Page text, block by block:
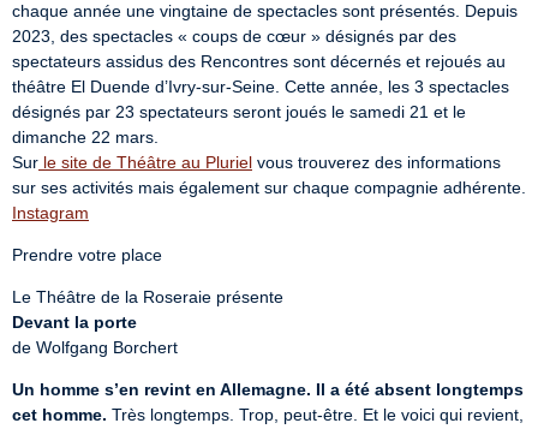
chaque année une vingtaine de spectacles sont présentés. Depuis
2023, des spectacles « coups de cœur » désignés par des
spectateurs assidus des Rencontres sont décernés et rejoués au
théâtre El Duende d’Ivry-sur-Seine. Cette année, les 3 spectacles
désignés par 23 spectateurs seront joués le samedi 21 et le
dimanche 22 mars.
Sur le site de Théâtre au Pluriel vous trouverez des informations
Instagram
Prendre votre place
Devant la porte
de Wolfgang Borchert
Un homme s’en revint en Allemagne. Il a été absent longtemps
cet homme. Très longtemps. Trop, peut-être. Et le voici qui revient,